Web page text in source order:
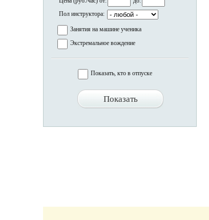
Пол инструктора:
Занятия на машине ученика
Экстремальное вождение
Показать, кто в отпуске